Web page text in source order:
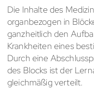
Die Inhalte des
organbezogen in
ganzheitlich den
Krankheiten eines
Durch eine
des Blocks ist der
gleichmäßig verteilt.